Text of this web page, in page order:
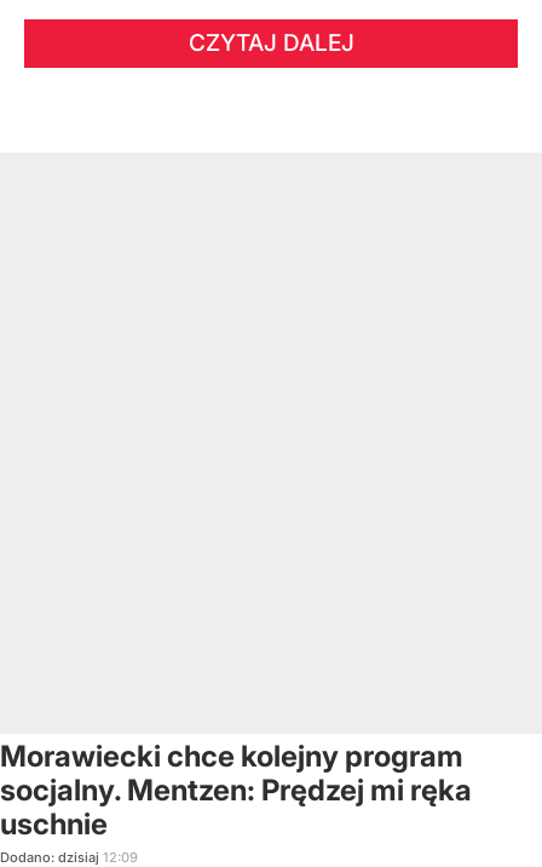
CZYTAJ DALEJ
Morawiecki chce kolejny program
socjalny. Mentzen: Prędzej mi ręka
uschnie
Dodano: dzisiaj 12:09